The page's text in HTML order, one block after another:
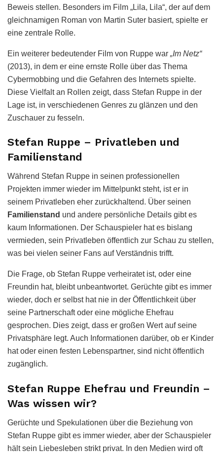
Beweis stellen. Besonders im Film „Lila, Lila“, der auf dem
gleichnamigen Roman von Martin Suter basiert, spielte er
eine zentrale Rolle.
Ein weiterer bedeutender Film von Ruppe war „Im Netz“
(2013), in dem er eine ernste Rolle über das Thema
Cybermobbing und die Gefahren des Internets spielte.
Diese Vielfalt an Rollen zeigt, dass Stefan Ruppe in der
Lage ist, in verschiedenen Genres zu glänzen und den
Zuschauer zu fesseln.
Stefan Ruppe – Privatleben und
Familienstand
Während Stefan Ruppe in seinen professionellen
Projekten immer wieder im Mittelpunkt steht, ist er in
seinem Privatleben eher zurückhaltend. Über seinen
Familienstand und andere persönliche Details gibt es
kaum Informationen. Der Schauspieler hat es bislang
vermieden, sein Privatleben öffentlich zur Schau zu stellen,
was bei vielen seiner Fans auf Verständnis trifft.
Die Frage, ob Stefan Ruppe verheiratet ist, oder eine
Freundin hat, bleibt unbeantwortet. Gerüchte gibt es immer
wieder, doch er selbst hat nie in der Öffentlichkeit über
seine Partnerschaft oder eine mögliche Ehefrau
gesprochen. Dies zeigt, dass er großen Wert auf seine
Privatsphäre legt. Auch Informationen darüber, ob er Kinder
hat oder einen festen Lebenspartner, sind nicht öffentlich
zugänglich.
Stefan Ruppe Ehefrau und Freundin –
Was wissen wir?
Gerüchte und Spekulationen über die Beziehung von
Stefan Ruppe gibt es immer wieder, aber der Schauspieler
hält sein Liebesleben strikt privat. In den Medien wird oft